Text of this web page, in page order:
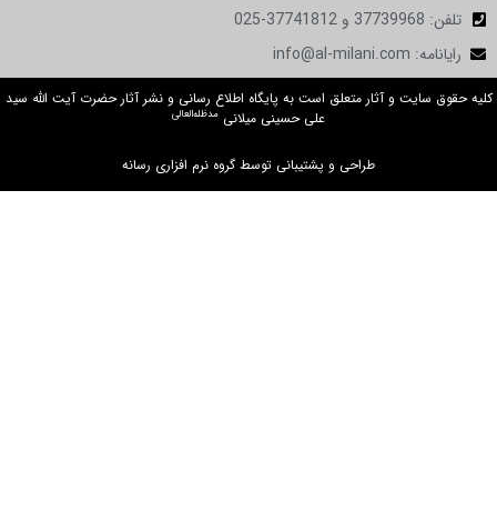
تلفن: 37739968 و 37741812-025
رایانامه: info@al-milani.com
کلیه حقوق سایت و آثار متعلق است به پایگاه اطلاع رسانی و نشر آثار حضرت آیت الله سید
علی حسینی میلانی مدظله‌العالی
طراحی و پشتیبانی توسط گروه نرم افزاری رسانه